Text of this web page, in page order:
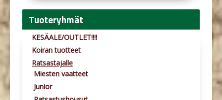
Tuoteryhmät
KESÄALE/OUTLET!!!!
Koiran tuotteet
Ratsastajalle
Miesten vaatteet
Junior